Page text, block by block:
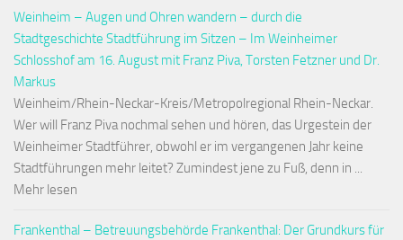
Weinheim – Augen und Ohren wandern – durch die
Stadtgeschichte Stadtführung im Sitzen – Im Weinheimer
Schlosshof am 16. August mit Franz Piva, Torsten Fetzner und Dr.
Markus
Weinheim/Rhein-Neckar-Kreis/Metropolregional Rhein-Neckar.
Wer will Franz Piva nochmal sehen und hören, das Urgestein der
Weinheimer Stadtführer, obwohl er im vergangenen Jahr keine
Stadtführungen mehr leitet? Zumindest jene zu Fuß, denn in ...
Mehr lesen
Frankenthal – Betreuungsbehörde Frankenthal: Der Grundkurs für